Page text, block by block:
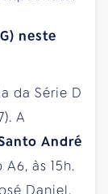
neste
da Série D
A
André
às 15h.
Daniel,